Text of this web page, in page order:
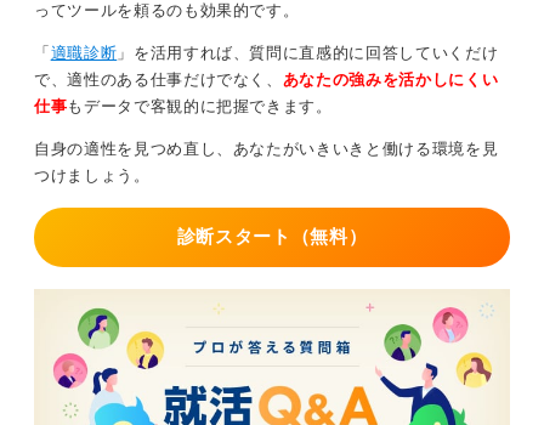
ってツールを頼るのも効果的です。
「 適職診断 」を活用すれば、質問に直感的に回答していくだけ
で、適性のある仕事だけでなく、 あなたの強みを活かしにくい
仕事もデータで客観的に把握できます。
自身の適性を見つめ直し、あなたがいきいきと働ける環境を見
つけましょう。
診断スタート（無料）